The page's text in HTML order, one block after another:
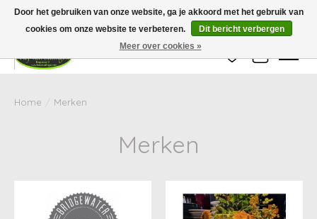
Wij zijn gesloten van 24 december tot en met 25 januari. Houd er rekening mee
dat de levertijd van uw bestelling in deze periode langer kan zijn dan
gebruikelijk.
Verlanglijst
Home Merken
Merken
Door het gebruiken van onze website, ga je akkoord met het gebruik van
cookies om onze website te verbeteren.
Dit bericht verbergen
Meer over cookies »